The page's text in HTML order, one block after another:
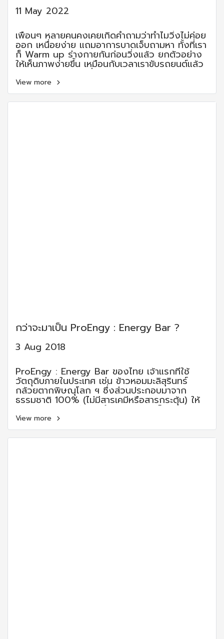
11 May 2022
เพื่อนๆ หลายคนคงเคยเกิดคำถามว่าทำไมวิ่งไม่ค่อย
ออก เหนื่อยง่าย แถมอาการบาดเจ็บถามหา ทั้งที่เรา
ก็ Warm up ร่างกายกันก่อนวิ่งแล้ว ยกตัวอย่าง
ให้เห็นภาพง่ายขึ้น เหมือนกับเวลาเราขับรถยนต์แล้ว
ติดไฟแดง ถ้าดับเครื่องรอสัญญาณไฟ พอไฟเขียว
แล้วเราสตาร์ทเครื่องยนต์ใหม่ขับพุ่งตรงออกไป
View more
กว่าจะมาเป็น ProEngy : Energy Bar ?
3 Aug 2018
ProEngy : Energy Bar ของไทย เจ้าแรกที่ใช้
วัตถุดิบภายในประเทศ เช่น ข้าวหอมมะลิสุรินทร์
กล้วยตากพิษณุโลก ฯ ซึ่งส่วนประกอบมาจาก
ธรรมชาติ 100% (ไม่มีสารเคมีหรือสารกระตุ้น) ให้
พลังงานสูง ดูดซึมและนำไปใช้ได้รวดเร็ว ...
View more